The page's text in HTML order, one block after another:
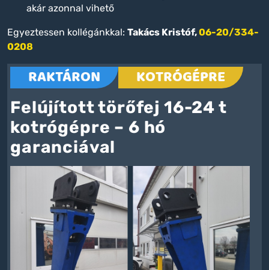
akár azonnal vihető
Egyeztessen kollégánkkal: Takács Kristóf,06-20/334-
0208
RAKTÁRON KOTRÓGÉPRE
Felújított törőfej 16-24 t
kotrógépre – 6 hó
garanciával